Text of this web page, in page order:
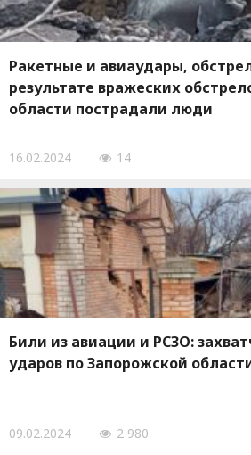
Ракетные и авиаудары,
результате вражеских
области пострадали люди
16.02.2024 14
Били из авиации и РСЗО:
ударов по Запорожской
09.02.2024 2 980